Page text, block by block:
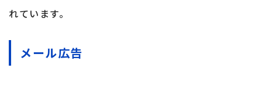
れています。
メール広告